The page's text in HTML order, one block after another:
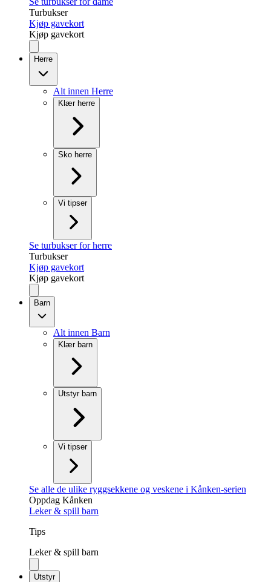
Turbukser
Kjøp gavekort
Kjøp gavekort
Herre
Alt innen Herre
Klær herre
Sko herre
Vi tipser
Se turbukser for herre
Turbukser
Kjøp gavekort
Kjøp gavekort
Barn
Alt innen Barn
Klær barn
Utstyr barn
Vi tipser
Se alle de ulike ryggsekkene og veskene i Kånken-serien
Oppdag Kånken
Leker & spill barn
Tips
Leker & spill barn
Utstyr